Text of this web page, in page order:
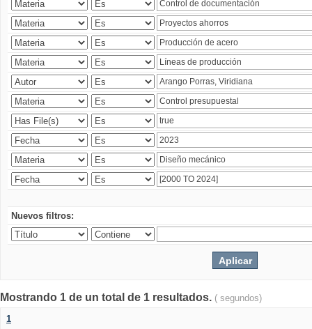
Nuevos filtros:
Mostrando 1 de un total de 1 resultados. ( segundos)
1